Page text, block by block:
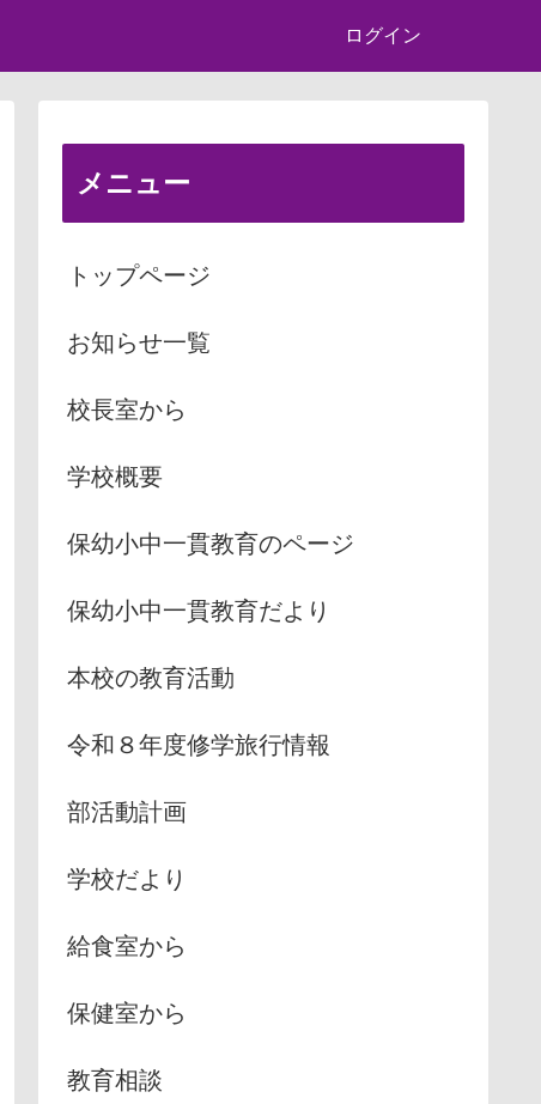
ログイン
メニュー
トップページ
お知らせ一覧
校長室から
学校概要
保幼小中一貫教育のページ
保幼小中一貫教育だより
本校の教育活動
令和８年度修学旅行情報
部活動計画
学校だより
給食室から
保健室から
教育相談